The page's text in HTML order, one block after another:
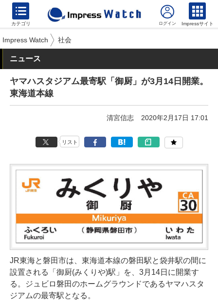
カテゴリ Impressサイト
Impress Watch 社会
ニュース
ヤマハスタジアム最寄駅「御厨」が3月14日開業。
東海道本線
清宮信志 2020年2月17日 17:01
リスト
JR東海と磐田市は、東海道本線の磐田駅と袋井駅の間に
設置される「御厨(みくりや)駅」を、3月14日に開業す
る。ジュビロ磐田のホームグラウンドであるヤマハスタ
ジアムの最寄駅となる。